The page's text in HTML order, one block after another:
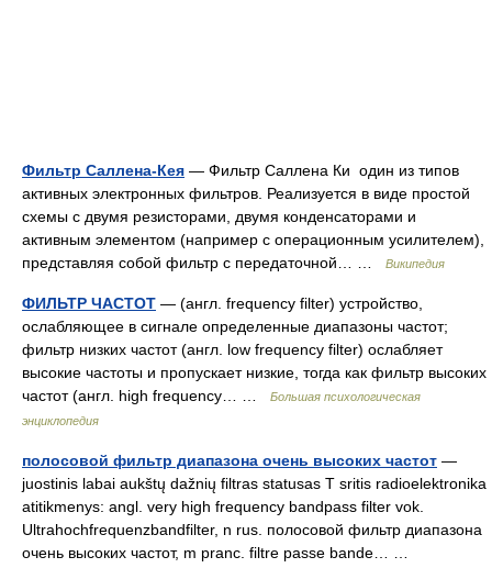
Фильтр Саллена-Кея — Фильтр Саллена Ки один из типов
активных электронных фильтров. Реализуется в виде простой
схемы с двумя резисторами, двумя конденсаторами и
активным элементом (например с операционным усилителем),
представляя собой фильтр с передаточной… …
Википедия
ФИЛЬТР ЧАСТОТ — (англ. frequency filter) устройство,
ослабляющее в сигнале определенные диапазоны частот;
фильтр низких частот (англ. low frequency filter) ослабляет
высокие частоты и пропускает низкие, тогда как фильтр высоких
частот (англ. high frequency… …
Большая психологическая
энциклопедия
полосовой фильтр диапазона очень высоких частот —
juostinis labai aukštų dažnių filtras statusas T sritis radioelektronika
atitikmenys: angl. very high frequency bandpass filter vok.
Ultrahochfrequenzbandfilter, n rus. полосовой фильтр диапазона
очень высоких частот, m pranc. filtre passe bande… …